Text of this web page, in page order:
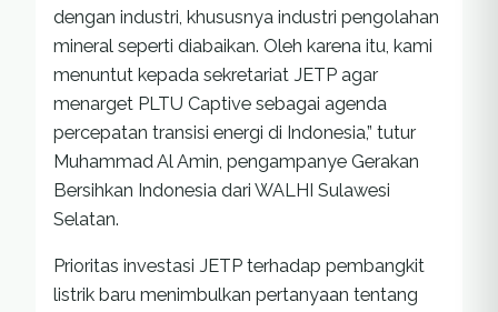
dengan industri, khususnya industri pengolahan
mineral seperti diabaikan. Oleh karena itu, kami
menuntut kepada sekretariat JETP agar
menarget PLTU Captive sebagai agenda
percepatan transisi energi di Indonesia,” tutur
Muhammad Al Amin, pengampanye Gerakan
Bersihkan Indonesia dari WALHI Sulawesi
Selatan.
Prioritas investasi JETP terhadap pembangkit
listrik baru menimbulkan pertanyaan tentang